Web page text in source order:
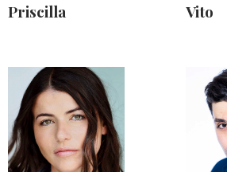
Priscilla Vito